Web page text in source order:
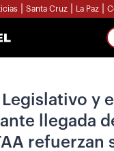
Santa Cruz La Paz
Legislativo y
llegada
refuerzan